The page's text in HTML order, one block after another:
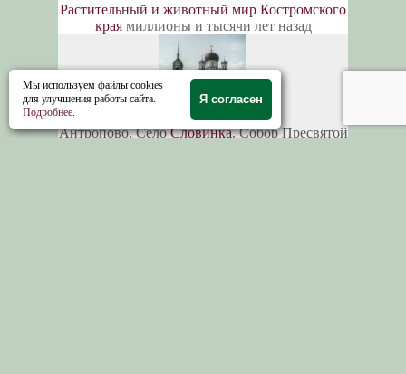
Растительный и животный мир Костромского
краямиллионы и тысячи лет назад
Антропово. СелоСловинка. Собор Пресвятой
Мы используем файлы cookies
для улучшения работы сайта.
Подробнее.
Я согласен